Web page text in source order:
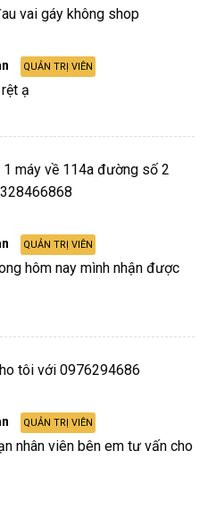
vai gáy không shop
QUẢN TRỊ VIÊN
ạ
máy về 114a đường số 2
QUẢN TRỊ VIÊN
hôm nay mình nhận được
tôi với 0976294686
QUẢN TRỊ VIÊN
nhân viên bên em tư vấn cho